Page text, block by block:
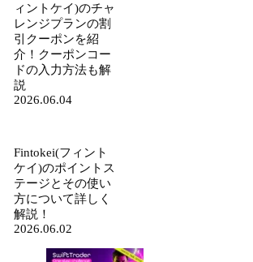
ィントケイ)のチャ
レンジプランの割
引クーポンを紹
介！クーポンコー
ドの入力方法も解
説
2026.06.04
Fintokei(フィント
ケイ)のポイントス
テージとその使い
方について詳しく
解説！
2026.06.02